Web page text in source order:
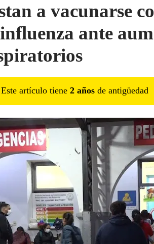
a vacunarse
ante
Este artículo tiene 2 años de antigüedad